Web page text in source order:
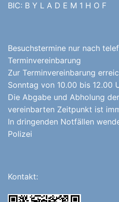
BIC: B Y L A D E M 1 H O F
Besuchstermine nur nach
Terminvereinbarung
Zur Terminvereinbarung
Sonntag von 10.00 bis 12.00
Die Abgabe und Abholung
vereinbarten Zeitpunkt ist
In dringenden Notfällen
Polizei
Kontakt: